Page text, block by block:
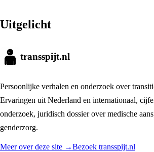
Uitgelicht
transspijt.nl
Persoonlijke verhalen en onderzoek over
Ervaringen uit Nederland en internationaal,
onderzoek, juridisch dossier over medische
genderzorg.
Meer over deze site →Bezoek transspijt.nl